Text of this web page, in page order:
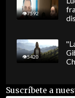
7592
5420
Suscríbete a